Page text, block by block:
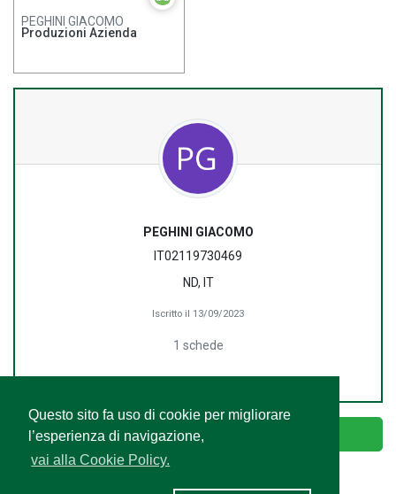
Questo sito fa uso di cookie per migliorare
l’esperienza di navigazione,
vai alla Cookie Policy.
PEGHINI GIACOMO
Produzioni Azienda
PEGHINI GIACOMO
IT02119730469
ND, IT
Iscritto il 13/09/2023
1 schede
Accedi